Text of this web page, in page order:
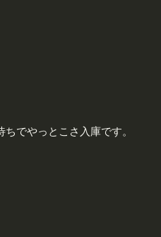
でやっとこさ入庫です。